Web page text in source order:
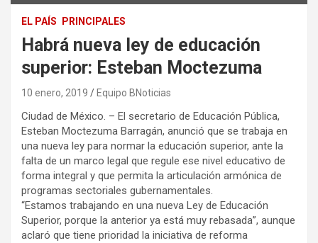
EL PAÍS PRINCIPALES
Habrá nueva ley de educación
superior: Esteban Moctezuma
10 enero, 2019 Equipo BNoticias
Ciudad de México. – El secretario de Educación Pública,
Esteban Moctezuma Barragán, anunció que se trabaja en
una nueva ley para normar la educación superior, ante la
falta de un marco legal que regule ese nivel educativo de
forma integral y que permita la articulación armónica de
programas sectoriales gubernamentales.
“Estamos trabajando en una nueva Ley de Educación
Superior, porque la anterior ya está muy rebasada”, aunque
aclaró que tiene prioridad la iniciativa de reforma